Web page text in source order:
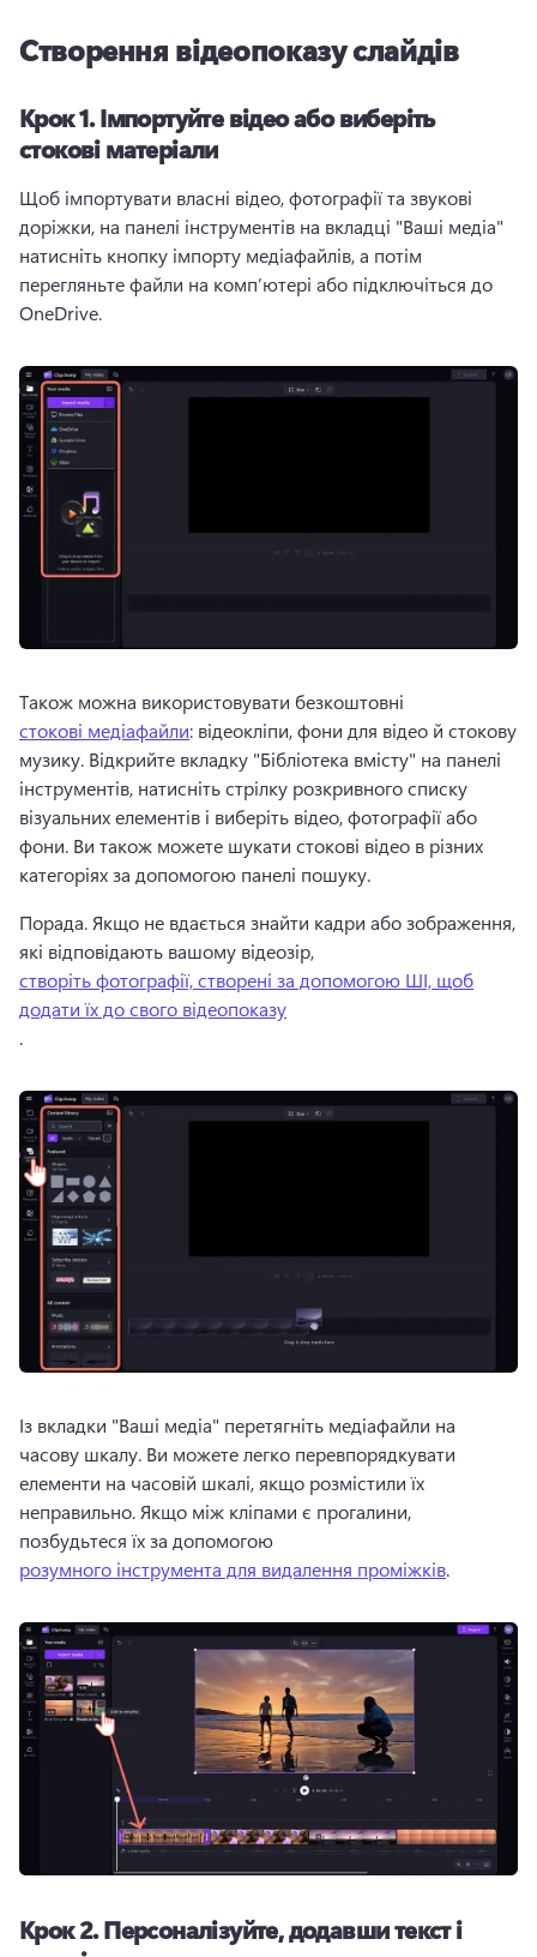
Створення відеопоказу слайдів
Крок 1.Імпортуйте відео або виберіть
стокові матеріали
Щоб імпортувати власні відео, фотографії та звукові
доріжки, на панелі інструментів на вкладці "Ваші медіа"
натисніть кнопку імпорту медіафайлів, а потім
перегляньте файли на комп’ютері або підключіться до
OneDrive.
Також можна використовувати безкоштовні
стокові медіафайли: відеокліпи, фони для відео й стокову
музику. Відкрийте вкладку "Бібліотека вмісту" на панелі
інструментів, натисніть стрілку розкривного списку
візуальних елементів і виберіть відео, фотографії або
фони. Ви також можете шукати стокові відео в різних
категоріях за допомогою панелі пошуку.
Порада. Якщо не вдається знайти кадри або зображення,
які відповідають вашому відеозір,
створіть фотографії, створені за допомогою ШІ, щоб
додати їх до свого відеопоказу
.
Із вкладки "Ваші медіа" перетягніть медіафайли на
часову шкалу. Ви можете легко перевпорядкувати
елементи на часовій шкалі, якщо розмістили їх
неправильно. Якщо між кліпами є прогалини,
позбудьтеся їх за допомогою
розумного інструмента для видалення проміжків.
Крок 2.Персоналізуйте, додавши текст і